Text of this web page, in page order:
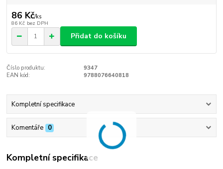
86 Kč/ks
86 Kč bez DPH
Přidat do košíku
Číslo produktu:
9347
EAN kód:
9788076640818
Kompletní specifikace
Komentáře 0
Kompletní specifikace